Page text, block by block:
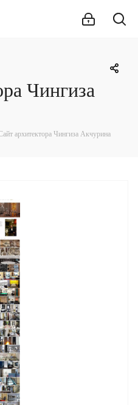
Чингиза
архитектора Чингиза Акчурина